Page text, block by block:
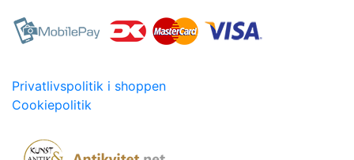
Privatlivspolitik i shoppen
Cookiepolitik